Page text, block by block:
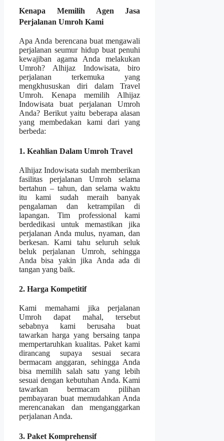
Kenapa Memilih Agen Jasa
Perjalanan Umroh Kami
Apa Anda berencana buat mengawali
perjalanan seumur hidup buat penuhi
kewajiban agama Anda melakukan
Umroh? Alhijaz Indowisata, biro
perjalanan terkemuka yang
mengkhususkan diri dalam Travel
Umroh. Kenapa memilih Alhijaz
Indowisata buat perjalanan Umroh
Anda? Berikut yaitu beberapa alasan
yang membedakan kami dari yang
berbeda:
1. Keahlian Dalam Umroh Travel
Alhijaz Indowisata sudah memberikan
fasilitas perjalanan Umroh selama
bertahun – tahun, dan selama waktu
itu kami sudah meraih banyak
pengalaman dan ketrampilan di
lapangan. Tim professional kami
berdedikasi untuk memastikan jika
perjalanan Anda mulus, nyaman, dan
berkesan. Kami tahu seluruh seluk
beluk perjalanan Umroh, sehingga
Anda bisa yakin jika Anda ada di
tangan yang baik.
2. Harga Kompetitif
Kami memahami jika perjalanan
Umroh dapat mahal, tersebut
sebabnya kami berusaha buat
tawarkan harga yang bersaing tanpa
mempertaruhkan kualitas. Paket kami
dirancang supaya sesuai secara
bermacam anggaran, sehingga Anda
bisa memilih salah satu yang lebih
sesuai dengan kebutuhan Anda. Kami
tawarkan bermacam pilihan
pembayaran buat memudahkan Anda
merencanakan dan menganggarkan
perjalanan Anda.
3. Paket Komprehensif